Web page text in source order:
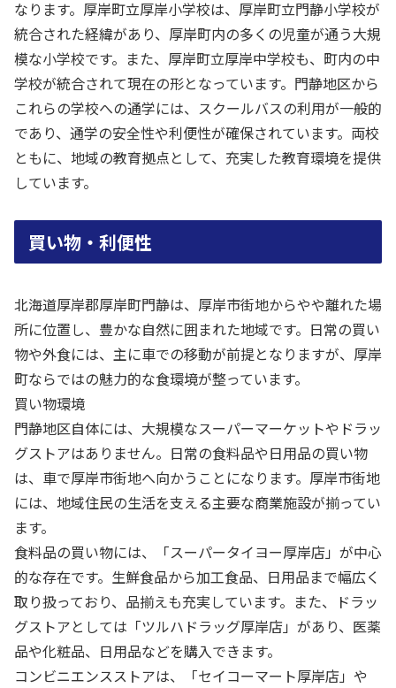
なります。厚岸町立厚岸小学校は、厚岸町立門静小学校が
統合された経緯があり、厚岸町内の多くの児童が通う大規
模な小学校です。また、厚岸町立厚岸中学校も、町内の中
学校が統合されて現在の形となっています。門静地区から
これらの学校への通学には、スクールバスの利用が一般的
であり、通学の安全性や利便性が確保されています。両校
ともに、地域の教育拠点として、充実した教育環境を提供
しています。
買い物・利便性
北海道厚岸郡厚岸町門静は、厚岸市街地からやや離れた場
所に位置し、豊かな自然に囲まれた地域です。日常の買い
物や外食には、主に車での移動が前提となりますが、厚岸
町ならではの魅力的な食環境が整っています。
買い物環境
門静地区自体には、大規模なスーパーマーケットやドラッ
グストアはありません。日常の食料品や日用品の買い物
は、車で厚岸市街地へ向かうことになります。厚岸市街地
には、地域住民の生活を支える主要な商業施設が揃ってい
ます。
食料品の買い物には、「スーパータイヨー厚岸店」が中心
的な存在です。生鮮食品から加工食品、日用品まで幅広く
取り扱っており、品揃えも充実しています。また、ドラッ
グストアとしては「ツルハドラッグ厚岸店」があり、医薬
品や化粧品、日用品などを購入できます。
コンビニエンスストアは、「セイコーマート厚岸店」や